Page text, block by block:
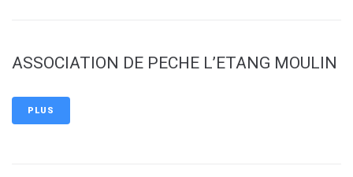
ASSOCIATION DE PECHE L’ETANG MOULIN
PLUS